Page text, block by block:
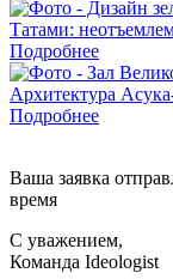
Татами:
Подробнее
Архитектура
Подробнее
Ваша заявка
время
С уважением,
Команда Ideologist